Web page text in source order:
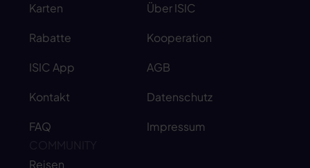
Karten
Rabatte
ISIC App
Kontakt
FAQ
Über ISIC
Kooperation
AGB
Datenschutz
Impressum
Reisen